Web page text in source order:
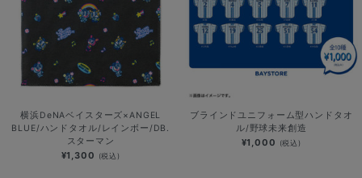
横浜DeNAベイスターズ×ANGEL
BLUE/ハンドタオル/レインボー/DB.
スターマン
¥1,300 (税込)
ブラインドユニフォーム型ハンドタオ
ル/野球未来創造
¥1,000 (税込)